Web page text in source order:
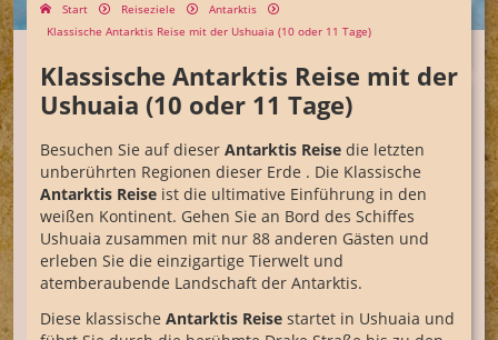
Start Reiseziele
Antarktis
Klassische Antarktis Reise mit der Ushuaia (10 oder 11 Tage)
Klassische Antarktis Reise mit der
Ushuaia (10 oder 11 Tage)
Besuchen Sie auf dieser Antarktis Reise die letzten
unberührten Regionen dieser Erde . Die Klassische
Antarktis Reise ist die ultimative Einführung in den
weißen Kontinent. Gehen Sie an Bord des Schiffes
Ushuaia zusammen mit nur 88 anderen Gästen und
erleben Sie die einzigartige Tierwelt und
atemberaubende Landschaft der Antarktis.
Diese klassische Antarktis Reise startet in Ushuaia und